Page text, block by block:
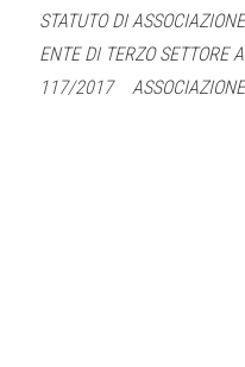
STATUTO DI
ENTE DI TERZO SETTORE
117/2017